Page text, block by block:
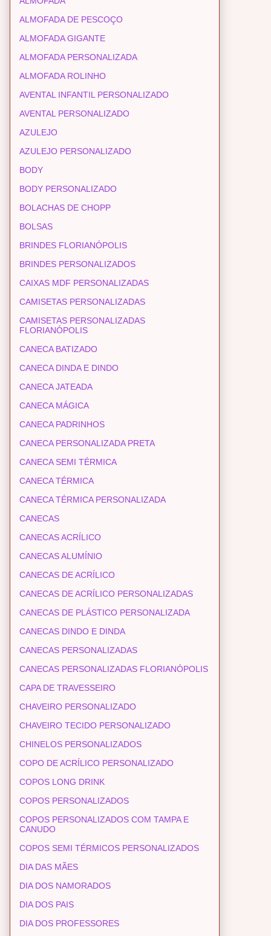
ALMOFADA DE PESCOÇO
ALMOFADA GIGANTE
ALMOFADA PERSONALIZADA
ALMOFADA ROLINHO
AVENTAL INFANTIL PERSONALIZADO
AVENTAL PERSONALIZADO
AZULEJO
AZULEJO PERSONALIZADO
BODY
BODY PERSONALIZADO
BOLACHAS DE CHOPP
BOLSAS
BRINDES FLORIANÓPOLIS
BRINDES PERSONALIZADOS
CAIXAS MDF PERSONALIZADAS
CAMISETAS PERSONALIZADAS
CAMISETAS PERSONALIZADAS
FLORIANÓPOLIS
CANECA BATIZADO
CANECA DINDA E DINDO
CANECA JATEADA
CANECA MÁGICA
CANECA PADRINHOS
CANECA PERSONALIZADA PRETA
CANECA SEMI TÉRMICA
CANECA TÉRMICA
CANECA TÉRMICA PERSONALIZADA
CANECAS
CANECAS ACRÍLICO
CANECAS ALUMÍNIO
CANECAS DE ACRÍLICO
CANECAS DE ACRÍLICO PERSONALIZADAS
CANECAS DE PLÁSTICO PERSONALIZADA
CANECAS DINDO E DINDA
CANECAS PERSONALIZADAS
CANECAS PERSONALIZADAS FLORIANÓPOLIS
CAPA DE TRAVESSEIRO
CHAVEIRO PERSONALIZADO
CHAVEIRO TECIDO PERSONALIZADO
CHINELOS PERSONALIZADOS
COPO DE ACRÍLICO PERSONALIZADO
COPOS LONG DRINK
COPOS PERSONALIZADOS
COPOS PERSONALIZADOS COM TAMPA E
CANUDO
COPOS SEMI TÉRMICOS PERSONALIZADOS
DIA DAS MÃES
DIA DOS NAMORADOS
DIA DOS PAIS
DIA DOS PROFESSORES